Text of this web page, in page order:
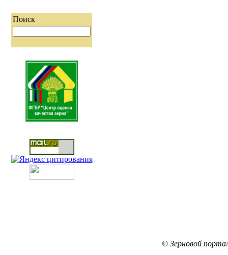
Поиск
© Зерновой